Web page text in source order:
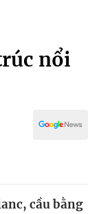
nổi
cầu bằng